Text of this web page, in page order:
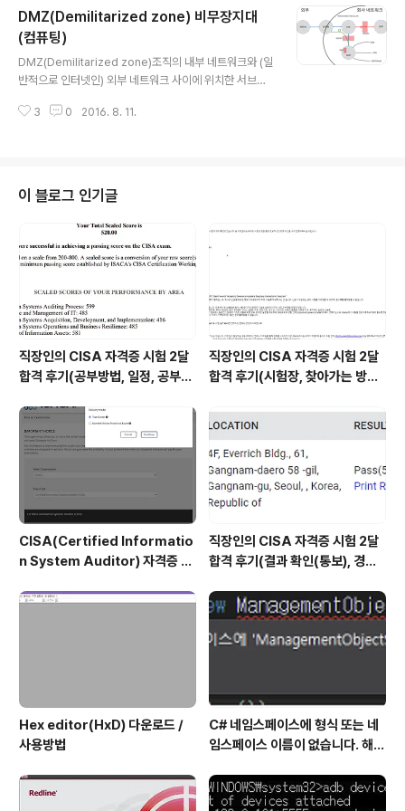
로세스를 통해 위협으로 부터 보호 할 수 있다. - 다수의 보
안 시스템을 관리 할 수 있는 보안 솔루션- 방화벽, IDS, IP
S, VPN 등 보안 시스템, 서버, 네트워크 장비를 상호 연동
해서 보안 시스템을 효율적으로 운영할 수 있도록 해줌- 각
종 보안 장비에서 발생한 이벤트 수집, 관리, 경보 대응 등
을 통합하여 관리- 보안 사..
DMZ(Demilitarized zone) 비무장지대
(컴퓨팅)
DMZ(Demilitarized zone)조직의 내부 네트워크와 (일
반적으로 인터넷인) 외부 네트워크 사이에 위치한 서브넷
있도록 허용하면서도, DMZ 내의 컴퓨터는 오직 외부 네트
하면서 DMZ 안의 호스트의 침입으로부터 내부 네트워크
를 보호한다. 내부 네트워크로 불법적 연결을 시도하는 외
부 네트워크의 누군가가 있다면, DMZ는 그들에게 막다른
골목이 된다.DMZ는 일반적으로 메일서버, 웹서버, DNS
서버와 같이 외부에서 접근되어야 할 필요가 있는 서버들
3 0 2016. 8. 11.
이 블로그 인기글
직장인의 CISA 자격증 시험 2달
합격 후기(공부방법, 일정, 공부시
직장인의 CISA 자격증 시험 2달
합격 후기(시험장, 찾아가는 방법,
CISA(Certified Informatio
n System Auditor) 자격증 시
험 일정 확인(23년)
직장인의 CISA 자격증 시험 2달
합격 후기(결과 확인(통보), 경력
Hex editor(HxD) 다운로드 /
사용방법
C# 네임스페이스에 형식 또는 네
임스페이스 이름이 없습니다. 해결